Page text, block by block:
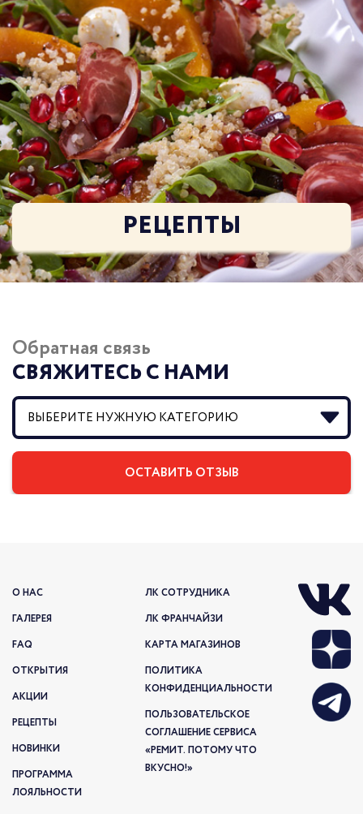
РЕЦЕПТЫ
Обратная связь
СВЯЖИТЕСЬ С НАМИ
О НАС
ГАЛЕРЕЯ
FAQ
ОТКРЫТИЯ
АКЦИИ
РЕЦЕПТЫ
НОВИНКИ
ПРОГРАММА
ЛОЯЛЬНОСТИ
ЛК СОТРУДНИКА
ЛК ФРАНЧАЙЗИ
КАРТА МАГАЗИНОВ
ПОЛИТИКА
КОНФИДЕНЦИАЛЬНОСТИ
ПОЛЬЗОВАТЕЛЬСКОЕ
СОГЛАШЕНИЕ СЕРВИСА
«РЕМИТ. ПОТОМУ ЧТО
ВКУСНО!»